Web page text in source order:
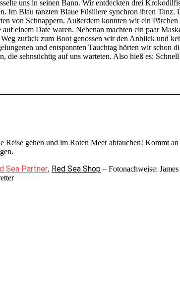
uns in seinen Bann. Wir entdeckten drei
Im Blau tanzten Blaue Füsiliere synchron ihren Tanz.
von Schnappern. Außerdem konnten wir ein
auf einem Date waren. Nebenan machten ein paar
zurück zum Boot genossen wir den Anblick und
und entspannten Tauchtag hörten wir schon
die sehnsüchtig auf uns warteten. Also hieß es:
gehen und im Roten Meer abtauchen! Kommt
Sea Partner, Red Sea Shop – Fotonachweise: